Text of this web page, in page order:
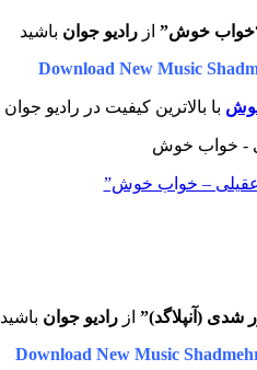
خواب خوش” ازرادیو جوان باشید
Download New Music
با بالاترین کیفیت در رادیو جوان
عقیلی – خواب خوش”
شدی (آنپلاگد)” از رادیو جوان باشید
Download New Music